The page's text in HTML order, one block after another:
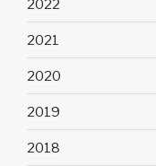
2022
2021
2020
2019
2018